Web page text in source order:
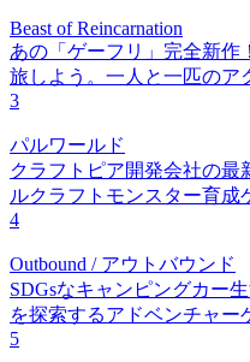
Beast of Reincarnation
あの「ゲーフリ」完全新作
旅しよう。一人と一匹のア
3
パルワールド
クラフトピア開発会社の
ルクラフトモンスター育成
4
Outbound / アウトバウンド
SDGsなキャンピングカー
を探索するアドベンチャー
5